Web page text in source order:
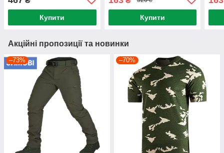
Купити Купити
Акційні пропозиції та новинки
–73% –70%